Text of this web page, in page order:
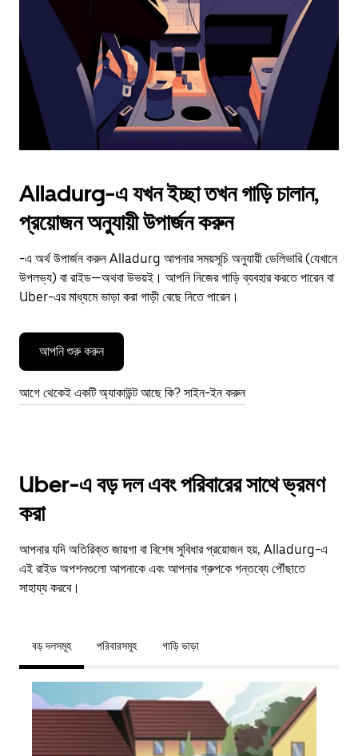
the
calendar.
Alladurg-এ যখন ইচ্ছা তখন গাড়ি চালান,
প্রয়োজন অনুযায়ী উপার্জন করুন
-এ অর্থ উপার্জন করুন Alladurg আপনার সময়সূচি অনুযায়ী ডেলিভারি (যেখানে
উপলভ্য) বা রাইড—অথবা উভয়ই। আপনি নিজের গাড়ি ব্যবহার করতে পারেন বা
Uber-এর মাধ্যমে ভাড়া করা গাড়ী বেছে নিতে পারেন।
আপনি শুরু করুন
আগে থেকেই একটি অ্যাকাউন্ট আছে কি? সাইন-ইন করুন
Uber-এ বড় দল এবং পরিবারের সাথে ভ্রমণ
করা
আপনার যদি অতিরিক্ত জায়গা বা বিশেষ সুবিধার প্রয়োজন হয়, Alladurg-এ
এই রাইড অপশনগুলো আপনাকে এবং আপনার গ্রুপকে গন্তব্যে পৌঁছাতে
সাহায্য করবে।
বড় দলসমূহ পরিবারসমূহ গাড়ি ভাড়া